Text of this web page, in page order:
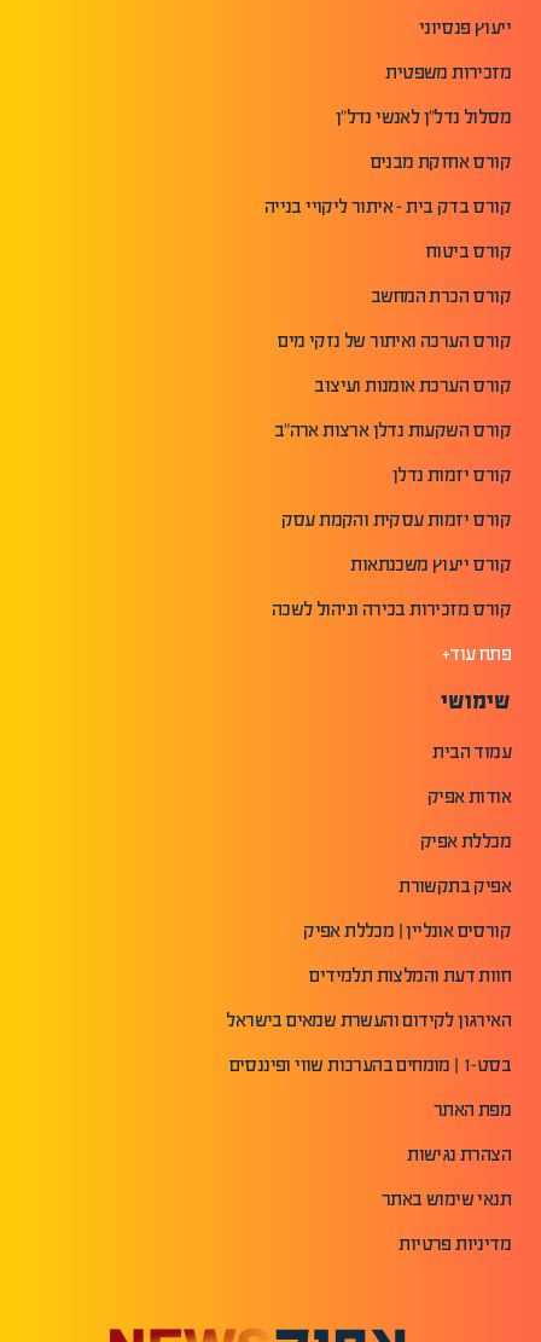
ייעוץ פנסיוני
מזכירות משפטית
מסלול נדל"ן לאנשי נדל"ן
קורס אחזקת מבנים
קורס בדק בית - איתור ליקויי בנייה
קורס ביטוח
קורס הכרת המחשב
קורס הערכה ואיתור של נזקי מים
קורס הערכת אומנות ועיצוב
קורס השקעות נדלן ארצות ארה"ב
קורס יזמות נדלן
קורס יזמות עסקית והקמת עסק
קורס ייעוץ משכנתאות
קורס מזכירות בכירה וניהול לשכה
פתח עוד+
שימושי
עמוד הבית
אודות אפיק
מכללת אפיק
אפיק בתקשורת
קורסים אונליין | מכללת אפיק
חוות דעת והמלצות תלמידים
האירגון לקידום והעשרת שמאים בישראל
בסט-1 | מומחים בהערכות שווי ופיננסים
מפת האתר
הצהרת נגישות
תנאי שימוש באתר
מדיניות פרטיות